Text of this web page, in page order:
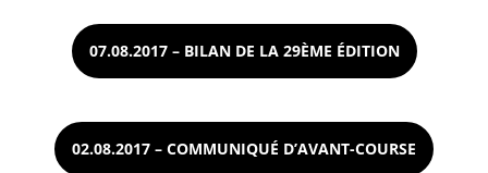
07.08.2017 – BILAN DE LA 29ÈME ÉDITION
02.08.2017 – COMMUNIQUÉ D’AVANT-COURSE